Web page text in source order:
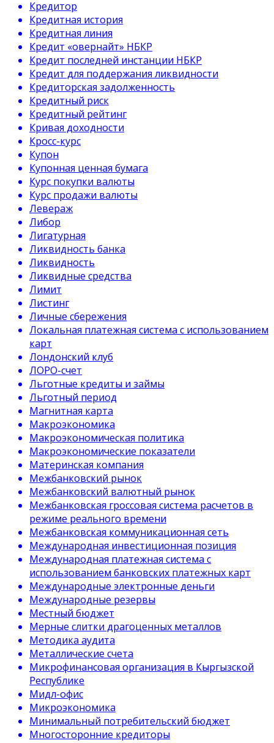
Кредитор
Кредитная история
Кредитная линия
Кредит «овернайт» НБКР
Кредит последней инстанции НБКР
Кредит для поддержания ликвидности
Кредиторская задолженность
Кредитный риск
Кредитный рейтинг
Кривая доходности
Кросс-курс
Купон
Купонная ценная бумага
Курс покупки валюты
Курс продажи валюты
Левераж
Либор
Лигатурная
Ликвидность банка
Ликвидность
Ликвидные средства
Лимит
Листинг
Личные сбережения
Локальная платежная система с использованием
карт
Лондонский клуб
ЛОРО-счет
Льготные кредиты и займы
Льготный период
Магнитная карта
Макроэкономика
Макроэкономическая политика
Макроэкономические показатели
Материнская компания
Межбанковский рынок
Межбанковский валютный рынок
Межбанковская гроссовая система расчетов в
режиме реального времени
Межбанковская коммуникационная сеть
Международная инвестиционная позиция
Международная платежная система с
использованием банковских платежных карт
Международные электронные деньги
Международные резервы
Местный бюджет
Мерные слитки драгоценных металлов
Методика аудита
Металлические счета
Микрофинансовая организация в Кыргызской
Республике
Мидл-офис
Микроэкономика
Минимальный потребительский бюджет
Многосторонние кредиторы